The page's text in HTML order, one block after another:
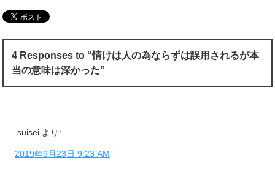
ざじゃない！
4 Responses to “情けは人の為ならずは誤用されるが本
当の意味は深かった”
suisei より:
2019年9月23日 9:23 AM